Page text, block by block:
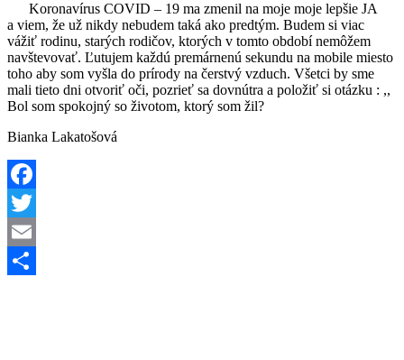
Koronavírus COVID – 19 ma zmenil na moje moje lepšie JA
a viem, že už nikdy nebudem taká ako predtým. Budem si viac
vážiť rodinu, starých rodičov, ktorých v tomto období nemôžem
navštevovať. Ľutujem každú premárnenú sekundu na mobile miesto
toho aby som vyšla do prírody na čerstvý vzduch. Všetci by sme
mali tieto dni otvoriť oči, pozrieť sa dovnútra a položiť si otázku : ,,
Bol som spokojný so životom, ktorý som žil?
Bianka Lakatošová
Facebook
Twitter
Email